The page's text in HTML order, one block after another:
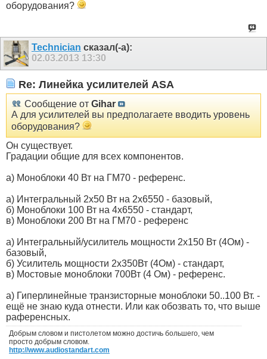
оборудования?
Technician сказал(-а):
02.03.2013 13:30
Re: Линейка усилителей ASA
Сообщение от Gihar
А для усилителей вы предполагаете вводить уровень
оборудования?
Он существует.
Градации общие для всех компонентов.
а) Моноблоки 40 Вт на ГМ70 - референс.
а) Интегральный 2х50 Вт на 2х6550 - базовый,
б) Моноблоки 100 Вт на 4х6550 - стандарт,
в) Моноблоки 200 Вт на ГМ70 - референс
а) Интегральный/усилитель мощности 2х150 Вт (4Ом) -
базовый,
б) Усилитель мощности 2х350Вт (4Ом) - стандарт,
в) Мостовые моноблоки 700Вт (4 Ом) - референс.
а) Гиперлинейные транзисторные моноблоки 50..100 Вт. -
ещё не знаю куда отнести. Или как обозвать то, что выше
раференсных.
Добрым словом и пистолетом можно достичь большего, чем
просто добрым словом.
http://www.audiostandart.com